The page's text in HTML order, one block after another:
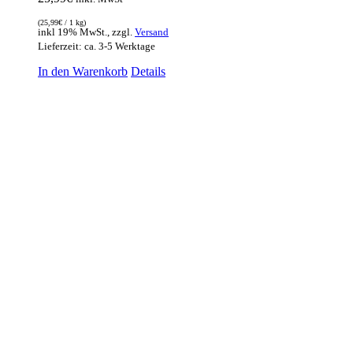
(25,99€ / 1 kg)
inkl 19% MwSt., zzgl. Versand
Lieferzeit: ca. 3-5 Werktage
In den Warenkorb Details